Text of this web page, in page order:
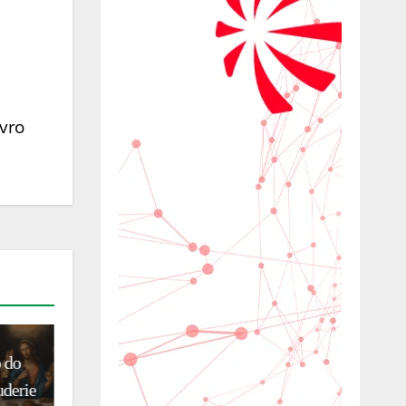
:
CULTURA ENTRETENIMENTO
SCENA 2026: o melhor do
teatro contemporâneo italiano